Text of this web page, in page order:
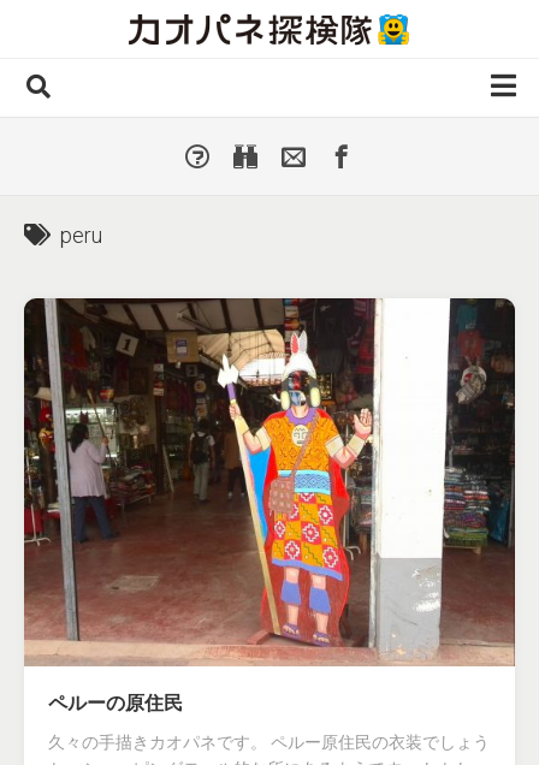
国外・海外
人気カオパネ
投稿する
peru
ペルーの原住民
久々の手描きカオパネです。 ペルー原住民の衣装でしょう